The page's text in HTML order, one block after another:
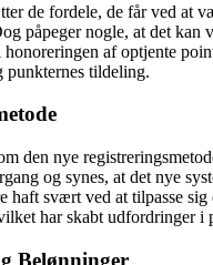
de fordele, de får ved at
påpeger nogle, at det kan
af optjente
tildeling.
den nye
og synes, at det nye
haft svært ved at tilpasse sig
har skabt udfordringer i
Belønninger